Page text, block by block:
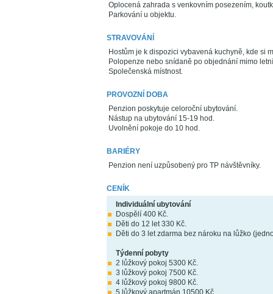
Oplocená zahrada s venkovním posezením,
Parkování u objektu.
STRAVOVÁNÍ
Hostům je k dispozici vybavená kuchyně, kde si
Polopenze nebo snídaně po objednání mimo
Společenská místnost.
PROVOZNÍ DOBA
Penzion poskytuje celoroční ubytování.
Nástup na ubytování 15-19 hod.
Uvolnění pokoje do 10 hod.
BARIÉRY
Penzion není uzpůsobený pro TP návštěvníky.
CENÍK
Individuální ubytování
Dospělí 400 Kč.
Děti do 12 let 330 Kč.
Děti do 3 let zdarma bez nároku na lůžko
Týdenní pobyty
2 lůžkový pokoj 5300 Kč.
3 lůžkový pokoj 7500 Kč.
4 lůžkový pokoj 9800 Kč.
5 lůžkový apartmán 10500 Kč.